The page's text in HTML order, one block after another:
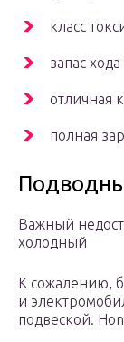
класс
запас
отличная
полная
Важный
холодный
К сожалению,
и
подвеской.